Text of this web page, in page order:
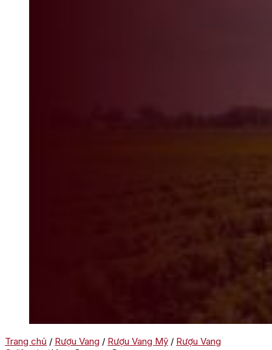
Trang chủ / Rượu Vang / Rượu Vang Mỹ / Rượu Vang